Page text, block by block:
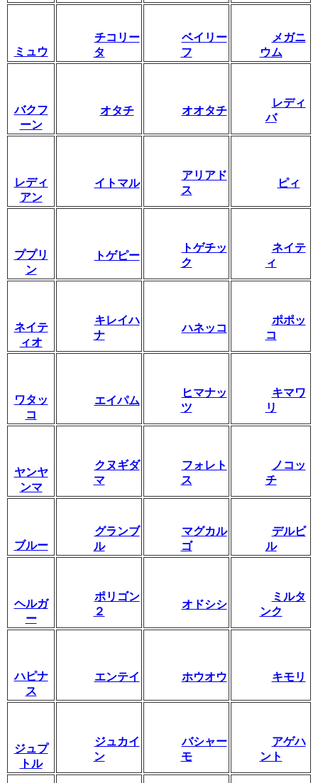
ミュウ
チコリー
タ
ベイリー
フ
メガニ
ウム
バクフ
ーン
オタチ オオタチ
レディ
バ
レディ
アン
イトマル
アリアド
ス
ピィ
ププリ
ン
トゲピー
トゲチッ
ク
ネイテ
ィ
ネイテ
ィオ
キレイハ
ナ
ハネッコ
ポポッ
コ
ワタッ
コ
エイパム
ヒマナッ
ツ
キマワ
リ
ヤンヤ
ンマ
クヌギダ
マ
フォレト
ス
ノコッ
チ
ブルー
グランブ
ル
マグカル
ゴ
デルビ
ル
ヘルガ
ー
ポリゴン
２
オドシシ
ミルタ
ンク
ハピナ
ス
エンテイ ホウオウ キモリ
ジュプ
トル
ジュカイ
ン
バシャー
モ
アゲハ
ント